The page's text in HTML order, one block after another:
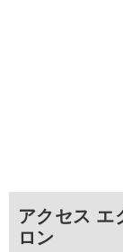
アクセス エ
ロン